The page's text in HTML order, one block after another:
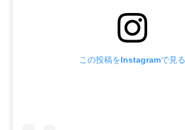
この投稿をInstagramで見る